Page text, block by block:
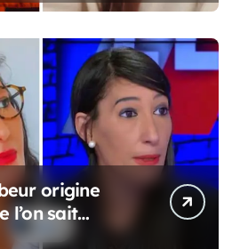
origine
l’on sait
origines